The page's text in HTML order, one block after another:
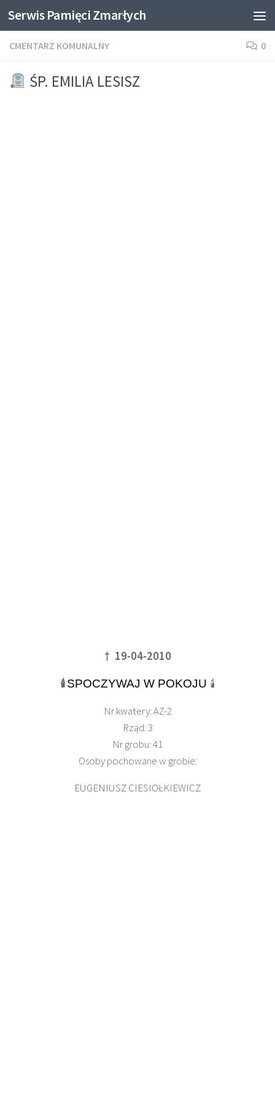
Skip to content
Serwis Pamięci Zmarłych
CMENTARZ KOMUNALNY 0
ŚP. EMILIA LESISZ
† 19-04-2010
🕯SPOCZYWAJ W POKOJU 🕯
Nrkwatery: AZ-2
Rząd: 3
Nr grobu: 41
Osoby pochowane w grobie:
EUGENIUSZ CIESIOŁKIEWICZ